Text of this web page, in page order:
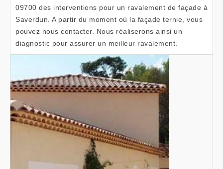
09700 des interventions pour un ravalement de façade à
Saverdun. A partir du moment où la façade ternie, vous
pouvez nous contacter. Nous réaliserons ainsi un
diagnostic pour assurer un meilleur ravalement.